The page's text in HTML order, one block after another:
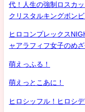
代！人生の強制ロスカ
クリスタルキングボン
ヒロコンプレックス
ャアラフィフ女子のめ
萌えっふる！
萌えっとこあに！
ヒロシッフル！ヒロシ